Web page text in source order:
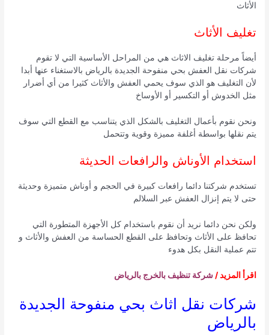
الأثاث
تغليف الأثاث
أيضاً مرحلة تغليف الاثاث هي من المراحل الأساسية التي لا تقوم
شركات نقل العفش بحي منفوحة الجديدة بالرياض بالاستغناء عنها أبدا
لأن التغليف هو الذي سوف يحمي العفش والأثاث كثيرا من أي أضرار
مثل الخدوش أو التكسير أو الأوساخ
ونحن نقوم بأعمال التغليف بالشكل الذي يتناسب مع القطع التي سوف
يتم نقلها بواسطة أغلفة مميزة وقوية وتتحمل
استخدام الأوناش والرافعات الحديثة
تستخدم شركتنا دائما رافعات كبيرة في الحجم و أوناش متميزة وحديثة
حتى لا يتم إنزال العفش عبر السلالم
ولكن نحن دائما نريد أن نقوم باستخدام كل الأجهزة المتطورة التي
تحافظ على الأثاث وتحافظ على القطع الحساسة من العفش والأثاث و
تتم عملية النقل بكل هدوء
اقرأ المزيد /شركة تنظيف بالخرج بالرياض
شركات نقل اثاث بحي منفوحة الجديدة
بالرياض